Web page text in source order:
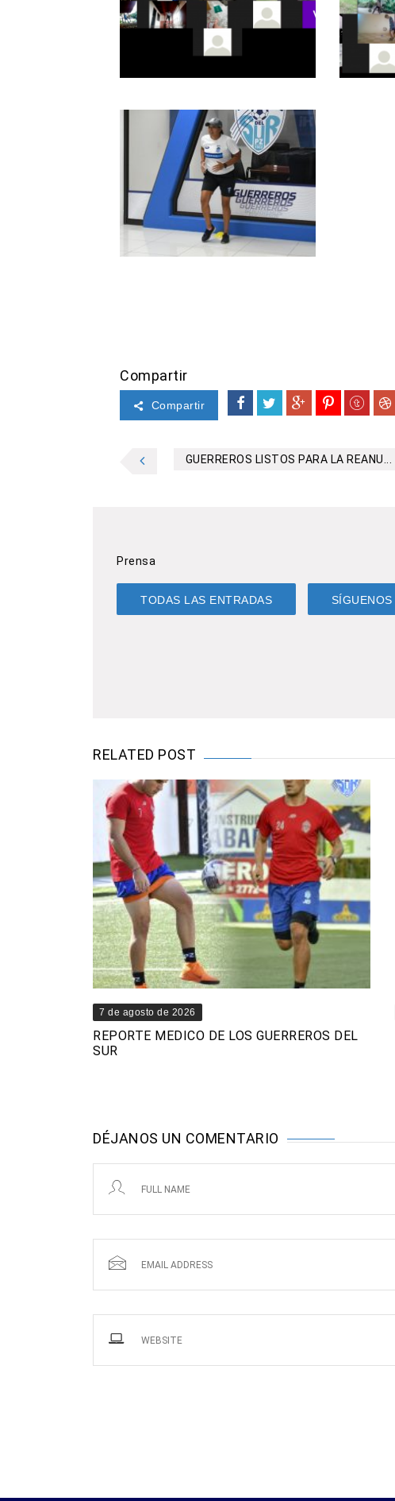
Compartir
Compartir
GUERREROS LISTOS PARA LA REANU...
Prensa
TODAS LAS ENTRADAS SÍGUENOS
RELATED POST
7 de agosto de 2026
REPORTE MEDICO DE LOS GUERREROS DEL
SUR
DÉJANOS UN COMENTARIO